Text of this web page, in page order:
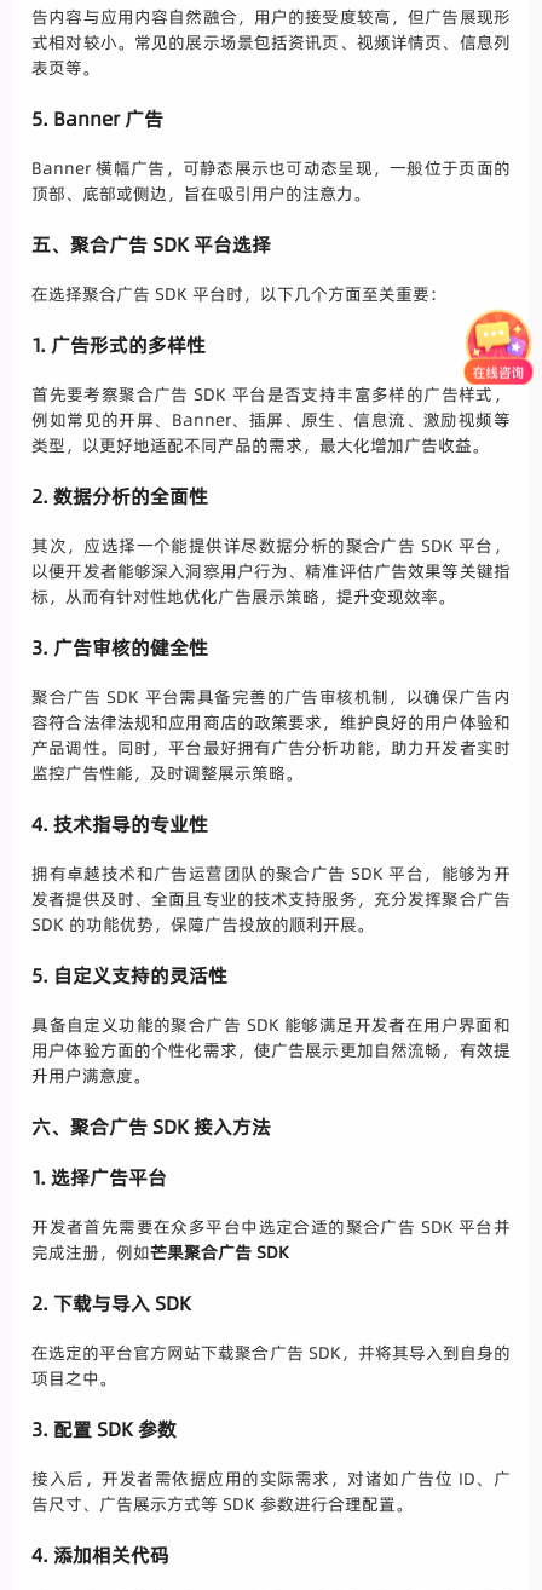
告内容与应用内容自然融合，用户的接受度较高，但广告展现形
式相对较小。常见的展示场景包括资讯页、视频详情页、信息列
表页等。
5. Banner 广告
Banner 横幅广告，可静态展示也可动态呈现，一般位于页面的
顶部、底部或侧边，旨在吸引用户的注意力。
五、聚合广告 SDK 平台选择
在选择聚合广告 SDK 平台时，以下几个方面至关重要：
1. 广告形式的多样性
首先要考察聚合广告 SDK 平台是否支持丰富多样的广告样式，
例如常见的开屏、Banner、插屏、原生、信息流、激励视频等
类型，以更好地适配不同产品的需求，最大化增加广告收益。
2. 数据分析的全面性
其次，应选择一个能提供详尽数据分析的聚合广告 SDK 平台，
以便开发者能够深入洞察用户行为、精准评估广告效果等关键指
标，从而有针对性地优化广告展示策略，提升变现效率。
3. 广告审核的健全性
聚合广告 SDK 平台需具备完善的广告审核机制，以确保广告内
容符合法律法规和应用商店的政策要求，维护良好的用户体验和
产品调性。同时，平台最好拥有广告分析功能，助力开发者实时
监控广告性能，及时调整展示策略。
4. 技术指导的专业性
拥有卓越技术和广告运营团队的聚合广告 SDK 平台，能够为开
发者提供及时、全面且专业的技术支持服务，充分发挥聚合广告
SDK 的功能优势，保障广告投放的顺利开展。
5. 自定义支持的灵活性
具备自定义功能的聚合广告 SDK 能够满足开发者在用户界面和
用户体验方面的个性化需求，使广告展示更加自然流畅，有效提
升用户满意度。
六、聚合广告 SDK 接入方法
1. 选择广告平台
开发者首先需要在众多平台中选定合适的聚合广告 SDK 平台并
完成注册，例如芒果聚合广告 SDK
2. 下载与导入 SDK
在选定的平台官方网站下载聚合广告 SDK，并将其导入到自身的
项目之中。
3. 配置 SDK 参数
接入后，开发者需依据应用的实际需求，对诸如广告位 ID、广
告尺寸、广告展示方式等 SDK 参数进行合理配置。
4. 添加相关代码